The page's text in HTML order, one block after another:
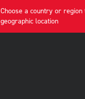
Choose a country or
geographic location